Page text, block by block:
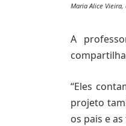
Maria Alice Vieira,
A
“Eles
projeto
os pais e